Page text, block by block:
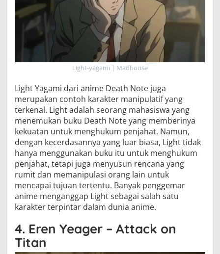
Light-yagami | Madhouse
Light Yagami dari anime Death Note juga
merupakan contoh karakter manipulatif yang
terkenal. Light adalah seorang mahasiswa yang
menemukan buku Death Note yang memberinya
kekuatan untuk menghukum penjahat. Namun,
dengan kecerdasannya yang luar biasa, Light tidak
hanya menggunakan buku itu untuk menghukum
penjahat, tetapi juga menyusun rencana yang
rumit dan memanipulasi orang lain untuk
mencapai tujuan tertentu. Banyak penggemar
anime menganggap Light sebagai salah satu
karakter terpintar dalam dunia anime.
4. Eren Yeager – Attack on
Titan